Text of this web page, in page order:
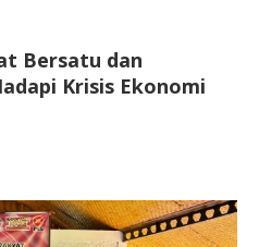
Bersatu dan
Krisis Ekonomi